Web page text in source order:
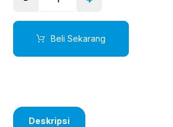
Beli Sekarang
Deskripsi